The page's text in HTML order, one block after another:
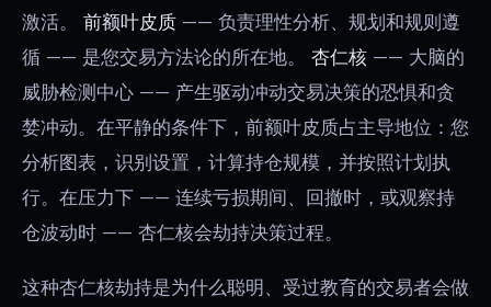
激活。 前额叶皮质 —— 负责理性分析、规划和规则遵
循 —— 是您交易方法论的所在地。 杏仁核 —— 大脑的
威胁检测中心 —— 产生驱动冲动交易决策的恐惧和贪
婪冲动。在平静的条件下，前额叶皮质占主导地位：您
分析图表，识别设置，计算持仓规模，并按照计划执
行。在压力下 —— 连续亏损期间、回撤时，或观察持
仓波动时 —— 杏仁核会劫持决策过程。
这种杏仁核劫持是为什么聪明、受过教育的交易者会做